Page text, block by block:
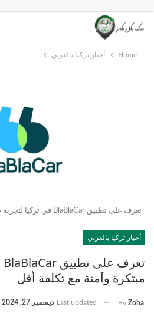
Home أخبار تركيا بالعربي
تعرف على تطبيق BlaBlaCar في تركيا لتجربة سفر مبتكرة وآمنة مع تكلفة أقل
أخبار تركيا بالعربي
مبتكرة وآمنة مع تكلفة أقل
By Zoha
Last updated ديسمبر 27, 2024